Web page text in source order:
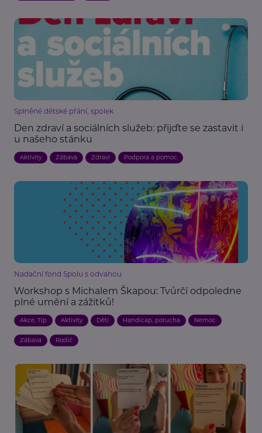
Splněné dětské přání, spolek
Den zdraví a sociálních služeb: přijďte se zastavit i
u našeho stánku
Aktivity Zábava Zdraví Podpora a pomoc
Nadační fond Spolu s odvahou
Workshop s Michalem Škapou: Tvůrčí odpoledne
plné umění a zážitků!
Akce, Tip Aktivity Děti Handicap, porucha Nemoc
Zábava Rodič